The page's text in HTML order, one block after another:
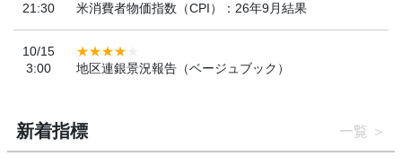
21:30
米消費者物価指数（CPI）：26年9月結果
10/15
3:00
地区連銀景況報告（ベージュブック）
新着指標 一覧